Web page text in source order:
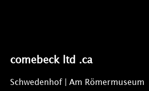
comebeck ltd .ca
Schwedenhof | Am Römermuseum